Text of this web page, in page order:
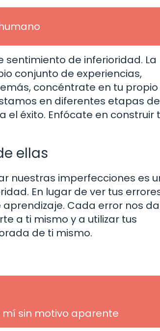
de inferioridad. La
conjunto de experiencias,
concéntrate en tu propio
en diferentes etapas de
el éxito. Enfócate en construir
ellas
nuestras imperfecciones es
En lugar de ver tus
Cada error nos
a ti mismo y a utilizar tus
de ti mismo.
sin motivo aparente